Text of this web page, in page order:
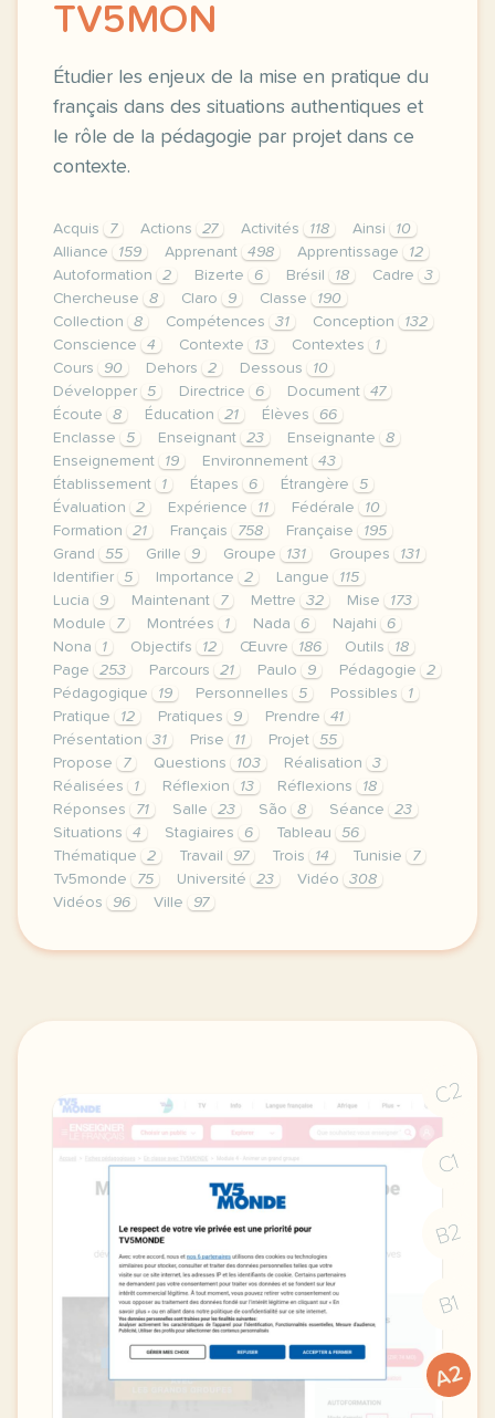
TV5MON
Étudier les enjeux de la mise en pratique du
français dans des situations authentiques et
le rôle de la pédagogie par projet dans ce
contexte.
Acquis 7 Actions 27 Activités 118 Ainsi
10
Alliance
159 Apprenant 498 Apprentissage
12
Autoformation
2 Bizerte 6 Brésil 18 Cadre
3
Chercheuse
8 Claro 9 Classe
190
Collection
8 Compétences 31 Conception
132
Conscience
4 Contexte 13 Contextes
1
Cours
90 Dehors 2 Dessous
10
Développer
5 Directrice 6 Document
47
Écoute
8 Éducation 21 Élèves
66
Enclasse
5 Enseignant 23 Enseignante
8
Enseignement
19 Environnement
43
Établissement
1 Étapes 6 Étrangère
5
Évaluation
2 Expérience 11 Fédérale
10
Formation
21 Français 758 Française
195
Grand
55 Grille 9 Groupe 131 Groupes
131
Identifier
5 Importance 2 Langue
115
Lucia
9 Maintenant 7 Mettre 32 Mise
173
Module
7 Montrées 1 Nada 6 Najahi
6
Nona
1 Objectifs 12 Œuvre 186 Outils
18
Page
253 Parcours 21 Paulo 9 Pédagogie
2
Pédagogique
19 Personnelles 5 Possibles
1
Pratique
12 Pratiques 9 Prendre
41
Présentation
31 Prise 11 Projet
55
Propose
7 Questions 103 Réalisation
3
Réalisées
1 Réflexion 13 Réflexions
18
Réponses
71 Salle 23 São 8 Séance
23
Situations
4 Stagiaires 6 Tableau
56
Thématique
2 Travail 97 Trois 14 Tunisie
7
Tv5monde
75 Université 23 Vidéo
308
Vidéos
96 Ville 97
le respect de votre vie privee est une priorite
C2
C1
B2
B1
A2